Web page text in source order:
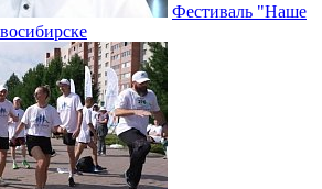
Фестиваль "Наше